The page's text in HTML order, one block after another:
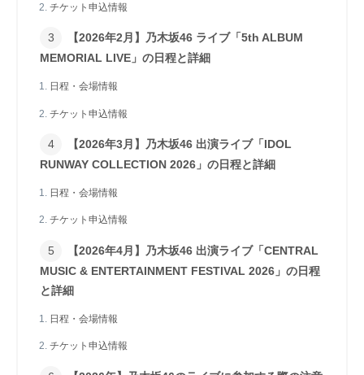
チケット申込情報
【2026年2月】乃木坂46 ライブ「5th ALBUM
MEMORIAL LIVE」の日程と詳細
日程・会場情報
チケット申込情報
【2026年3月】乃木坂46 出演ライブ「IDOL
RUNWAY COLLECTION 2026」の日程と詳細
日程・会場情報
チケット申込情報
【2026年4月】乃木坂46 出演ライブ「CENTRAL
MUSIC & ENTERTAINMENT FESTIVAL 2026」の日程
と詳細
日程・会場情報
チケット申込情報